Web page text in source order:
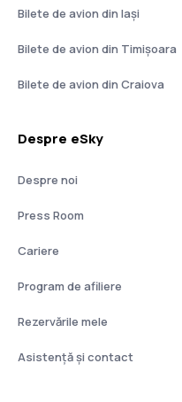
Bilete de avion din Iași
Bilete de avion din Timișoara
Bilete de avion din Craiova
Despre eSky
Despre noi
Press Room
Cariere
Program de afiliere
Rezervările mele
Asistenţă şi contact